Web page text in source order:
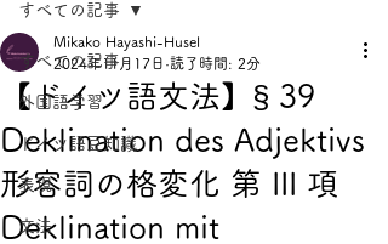
すべての記事
外国語学習
ドイツ語豆知識
表現
文法
すべての記事
【ドイツ語文法】§ 39
Deklination des Adjektivs
形容詞の格変化 第 III 項
Deklination mit
Mikako Hayashi-Husel
2024年11月17日 読了時間: 2分